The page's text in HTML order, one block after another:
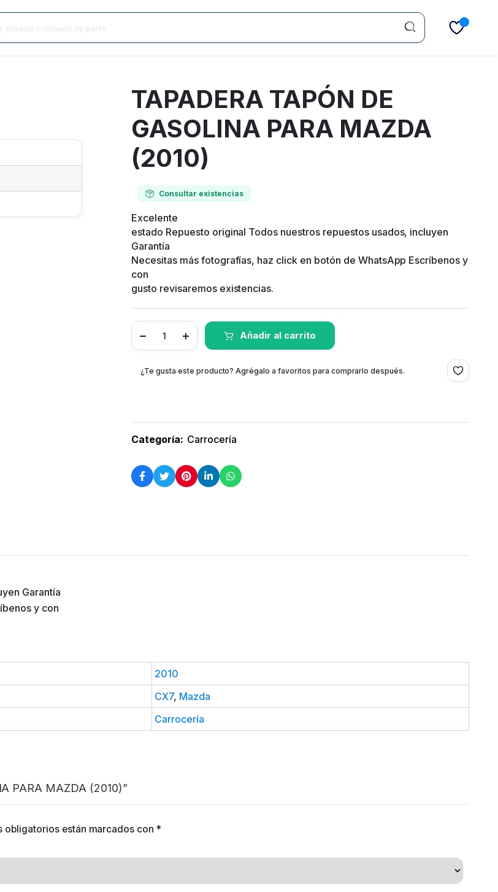
TAPADERA TAPÓN DE
GASOLINA PARA MAZDA
(2010)
Consultar existencias
Excelente
estado Repuesto original Todos nuestros repuestos usados, incluyen
Garantía
Necesitas más fotografías, haz click en botón de WhatsApp Escríbenos y
con
gusto revisaremos existencias.
Añadir al carrito
¿Te gusta este producto? Agrégalo a favoritos para comprarlo después.
Categoría: Carrocería
Garantía
y con
2010
CX7, Mazda
Carrocería
PARA MAZDA (2010)”
obligatorios están marcados con*